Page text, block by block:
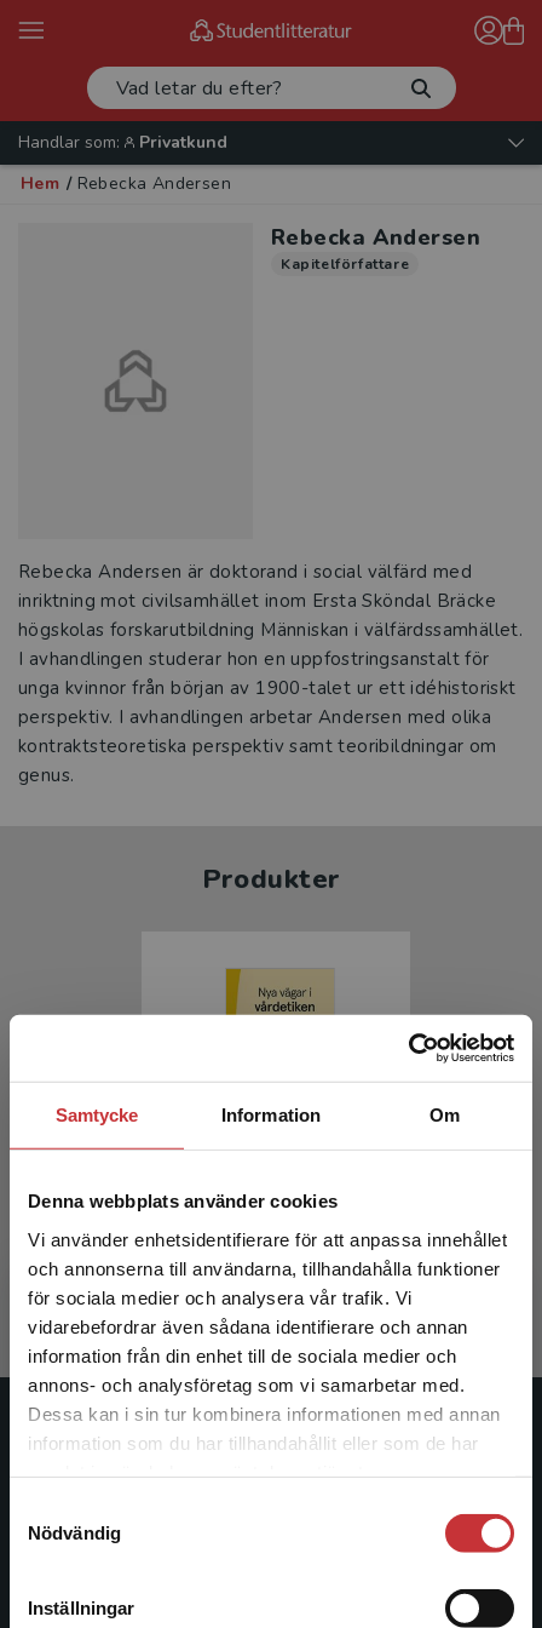
Samtycke Information Om
Denna webbplats använder cookies
Vi använder enhetsidentifierare för att anpassa innehållet
och annonserna till användarna, tillhandahålla funktioner
för sociala medier och analysera vår trafik. Vi
vidarebefordrar även sådana identifierare och annan
information från din enhet till de sociala medier och
annons- och analysföretag som vi samarbetar med.
Dessa kan i sin tur kombinera informationen med annan
information som du har tillhandahållit eller som de har
Nödvändig
Inställningar
Begränsad fraktregion
Det verkar som att du besöker
studentlitteratur.se via en enhet utanför Sverige.
Vi erbjuder inte leveranser utanför Sverige. För
att kunna slutföra ett köp måste
Handlar som:
Privatkund
Hem / Rebecka Andersen
Rebecka Andersen
Kapitelförfattare
Rebecka Andersen är doktorand i social välfärd med
inriktning mot civilsamhället inom Ersta Sköndal Bräcke
högskolas forskarutbildning Människan i välfärdssamhället.
I avhandlingen studerar hon en uppfostringsanstalt för
unga kvinnor från början av 1900-talet ur ett idéhistoriskt
perspektiv. I avhandlingen arbetar Andersen med olika
kontraktsteoretiska perspektiv samt teoribildningar om
genus.
Produkter
Silfverberg, Gunilla (red.)
302 krinkl. moms
Exkl. moms: 285 kr
Studentlitteratur
ledande utbildningsförlag. Med läromedel, kurslitteratur,
längs hela kunskapsresan.